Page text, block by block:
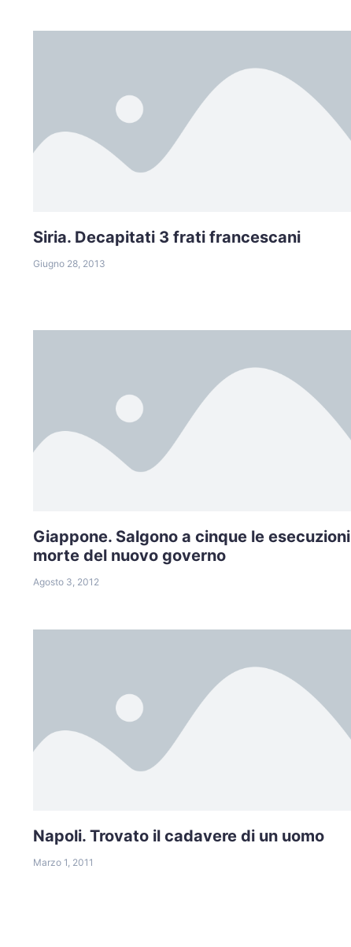
Siria. Decapitati 3 frati francescani
Giugno 28, 2013
Giappone. Salgono a cinque le
morte del nuovo governo
Agosto 3, 2012
Napoli. Trovato il cadavere di un uomo
Marzo 1, 2011